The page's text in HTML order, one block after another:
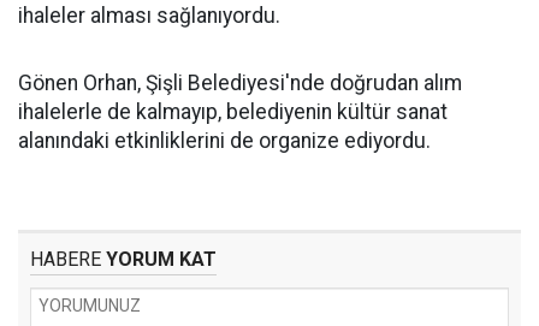
ihaleler alması sağlanıyordu.
Gönen Orhan, Şişli Belediyesi'nde doğrudan alım
ihalelerle de kalmayıp, belediyenin kültür sanat
alanındaki etkinliklerini de organize ediyordu.
HABERE YORUM KAT